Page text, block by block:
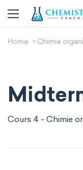
Home Chimie
Cours 4 - Chimie